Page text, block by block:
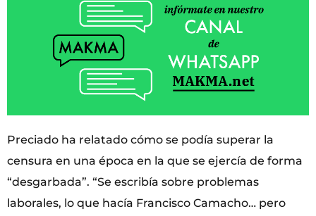
Preciado ha relatado cómo se podía superar la
censura en una época en la que se ejercía de forma
“desgarbada”. “Se escribía sobre problemas
laborales, lo que hacía Francisco Camacho… pero